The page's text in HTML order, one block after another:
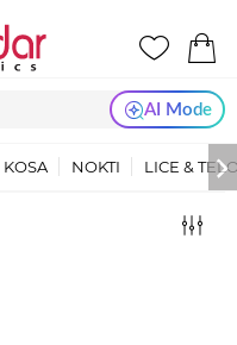
AI Mode
KOSA NOKTI LICE &